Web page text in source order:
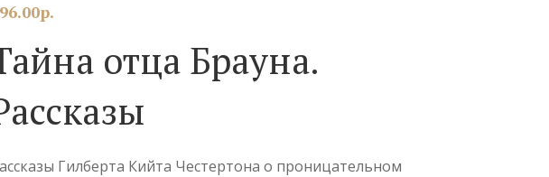
р.
отца Брауна.
Гилберта Кийта Честертона о проницательном